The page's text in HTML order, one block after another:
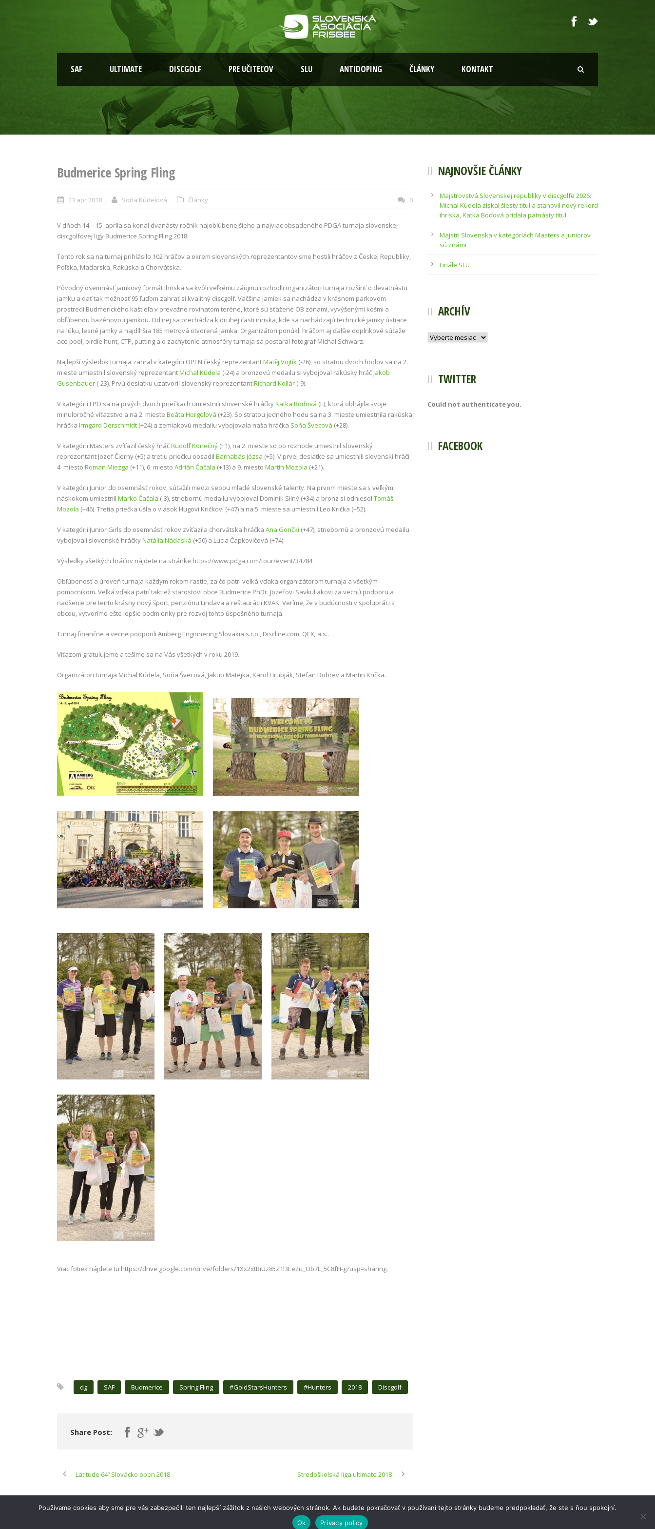
SAF ULTIMATE DISCGOLF PRE UČITEĽOV SLU ANTIDOPING ČLÁNKY KONTAKT
Budmerice Spring Fling
23 apr 2018 Soňa Kúdelová Články 0
V dňoch 14 – 15. apríla sa konal dvanásty ročník najobľúbenejšieho a najviac obsadeného PDGA turnaja slovenskej
discgolfovej ligy Budmerice Spring Fling 2018.
Tento rok sa na turnaj prihlásilo 102 hráčov a okrem slovenských reprezentantov sme hostili hráčov z Českej Republiky,
Poľska, Maďarska, Rakúska a Chorvátska.
Pôvodný osemnásť jamkový formát ihriska sa kvôli veľkému záujmu rozhodli organizátori turnaja rozšíriť o devätnástu
jamku a dať tak možnosť 95 ľuďom zahrať si kvalitný discgolf. Väčšina jamiek sa nachádza v krásnom parkovom
prostredí Budmerického kaštieľa v prevažne rovinatom teréne, ktoré sú sťažené OB zónami, vyvýšenými košmi a
obľúbenou bazénovou jamkou. Od nej sa prechádza k druhej časti ihriska, kde sa nachádzajú technické jamky ústiace
na lúku, lesné jamky a najdlhšia 185 metrová otvorená jamka. Organizátori ponúkli hráčom aj ďalšie doplnkové súťaže
ace pool, birdie hunt, CTP, putting a o zachytenie atmosféry turnaja sa postaral fotograf Michal Schwarz.
Najlepší výsledok turnaja zahral v kategórii OPEN český reprezentantMatěj Vojtík (-26), so stratou dvoch hodov sa na 2.
mieste umiestnil slovenský reprezentantMichal Kúdela (-24) a bronzovú medailu si vybojoval rakúsky hráčJakob
Gusenbauer (-23). Prvú desiatku uzatvoril slovenský reprezentantRichard Kollár (-9).
V kategórií FPO sa na prvých dvoch priečkach umiestnili slovenské hráčkyKatka Boďová (E), ktorá obhájila svoje
minuloročné víťazstvo a na 2. mieste Beáta Hergelová (+23). So stratou jedného hodu sa na 3. mieste umiestnila rakúska
hráčka Irmgard Derschmidt (+24) a zemiakovú medailu vybojovala naša hráčka Soňa Švecová (+28).
V kategórii Masters zvíťazil český hráčRudolf Konečný (+1), na 2. mieste so po rozhode umiestnil slovenský
reprezentant Jozef Čierny (+5) a tretiu priečku obsadil Barnabás Józsa (+5). V prvej desiatke sa umiestnili slovenskí hráči
4. miesto Roman Miezga (+11), 6. miesto Adrián Čačala (+13) a 9. miesto Martin Mozola (+21).
V kategórii Junior do osemnásť rokov, súťažili medzi sebou mladé slovenské talenty. Na prvom mieste sa s veľkým
náskokom umiestnil Marko Čačala (-3), striebornú medailu vybojoval Dominik Silný (+34) a bronz si odniesol Tomáš
Mozola (+46). Tretia priečka ušla o vlások Hugovi Kričkovi (+47) a na 5. mieste sa umiestnil Leo Krička (+52).
V kategórii Junior Girls do osemnásť rokov zvíťazila chorvátska hráčka Ana Gorički (+47), striebornú a bronzovú medailu
vybojovali slovenské hráčkyNatália Nádaská (+50) a Lucia Čapkovičová (+74).
Výsledky všetkých hráčov nájdete na stránke https://www.pdga.com/tour/event/34784.
Obľúbenosť a úroveň turnaja každým rokom rastie, za čo patrí veľká vďaka organizátorom turnaja a všetkým
pomocníkom. Veľká vďaka patrí taktiež starostovi obce Budmerice PhDr. Jozefovi Savkuliakovi za vecnú podporu a
nadšenie pre tento krásny nový šport, penziónu Lindava a reštaurácii KVAK. Veríme, že v budúcnosti v spolupráci s
obcou, vytvoríme ešte lepšie podmienky pre rozvoj tohto úspešného turnaja.
Turnaj finančne a vecne podporili Amberg Enginnering Slovakia s.r.o., Discline.com, QEX, a.s..
Víťazom gratulujeme a tešíme sa na Vás všetkých v roku 2019.
Organizátori turnaja Michal Kúdela, Soňa Švecová, Jakub Matejka, Karol Hrubják, Stefan Dobrev a Martin Krička.
Viac fotiek nájdete tu https://drive.google.com/drive/folders/1Xx2xtBiUz85Z1l3Ee2u_Ob7L_5C8fH-g?usp=sharing.
dg SAF Budmerice Spring Fling #GoldStarsHunters #Hunters 2018 Discgolf
Share Post:
Latitude 64º Slovácko open 2018 Stredoškolská liga ultimate 2018
NAJNOVŠIE ČLÁNKY
Majstrovstvá Slovenskej republiky v discgolfe 2026:
Michal Kúdela získal šiesty titul a stanovil nový rekord
ihriska, Katka Boďová pridala pätnásty titul
Majstri Slovenska v kategóriách Masters a Juniorov
sú známi
Finále SLU
ARCHÍV
Archív
TWITTER
Could not authenticate you.
FACEBOOK
Používame cookies aby sme pre vás zabezpečili ten najlepší zážitok z našich webových stránok. Ak budete pokračovať v používaní tejto stránky budeme predpokladať, že ste s ňou spokojní.
Ok
Privacy policy